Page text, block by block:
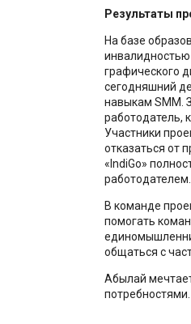
Результаты
На базе
графического
сегодняшний
навыкам SMM.
работодатель,
Участники
отказаться от
«IndiGo»
работодателем.
В команде
помогать
общаться с
Абылай
потребностями.